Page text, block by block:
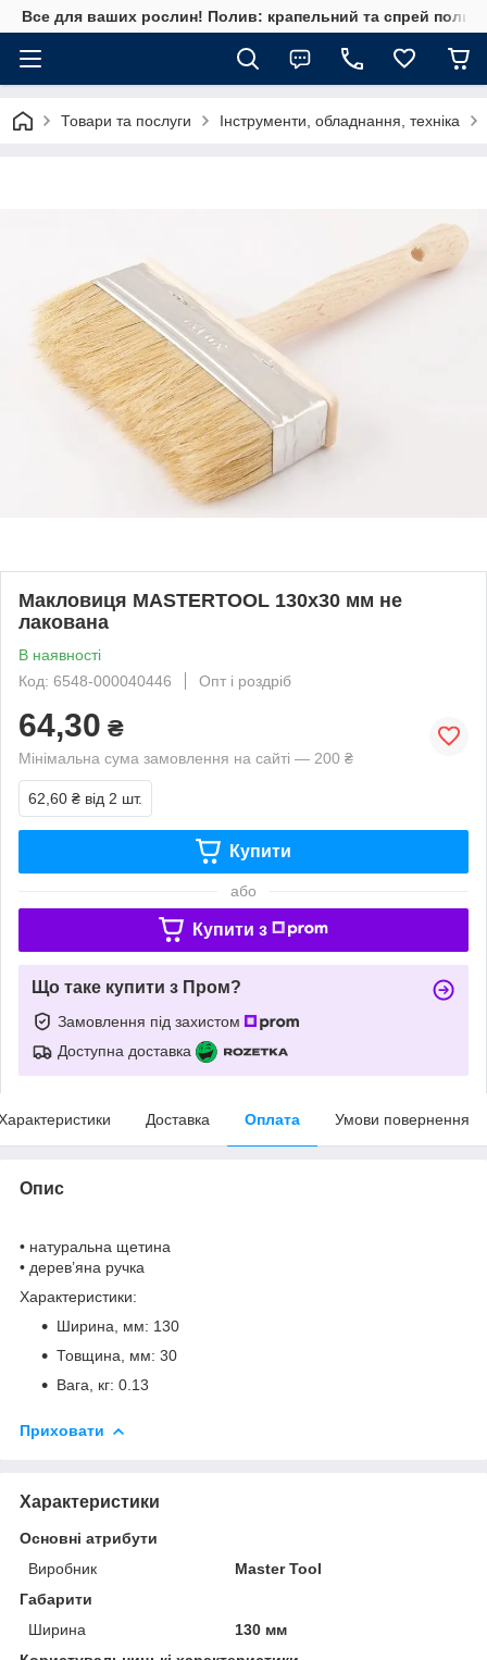
Все для ваших рослин! Полив: крапельний та спрей полив,
Товари та послуги Інструменти, обладнання, техніка
Макловиця MASTERTOOL 130х30 мм не
лакована
В наявності
Код: 6548-000040446
Опт і роздріб
64,30 ₴
Мінімальна сума замовлення на сайті — 200 ₴
62,60 ₴ від 2 шт.
Купити
або
Купити з
Що таке купити з Пром?
Замовлення під захистом
Доступна доставка
Доставка Оплата Умови повернення
Опис
• натуральна щетина
• дерев’яна ручка
Характеристики:
Ширина, мм: 130
Товщина, мм: 30
Вага, кг: 0.13
Приховати
Характеристики
Основні атрибути
Виробник
Master Tool
Габарити
Ширина
130 мм